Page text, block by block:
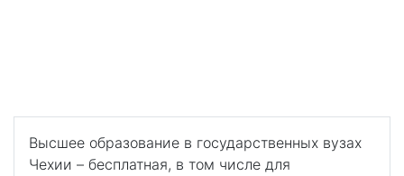
Высшее образование в государственных вузах
Чехии – бесплатная, в том числе для